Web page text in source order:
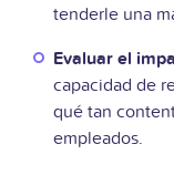
tenderle una
Evaluar el
capacidad de
qué tan
empleados.